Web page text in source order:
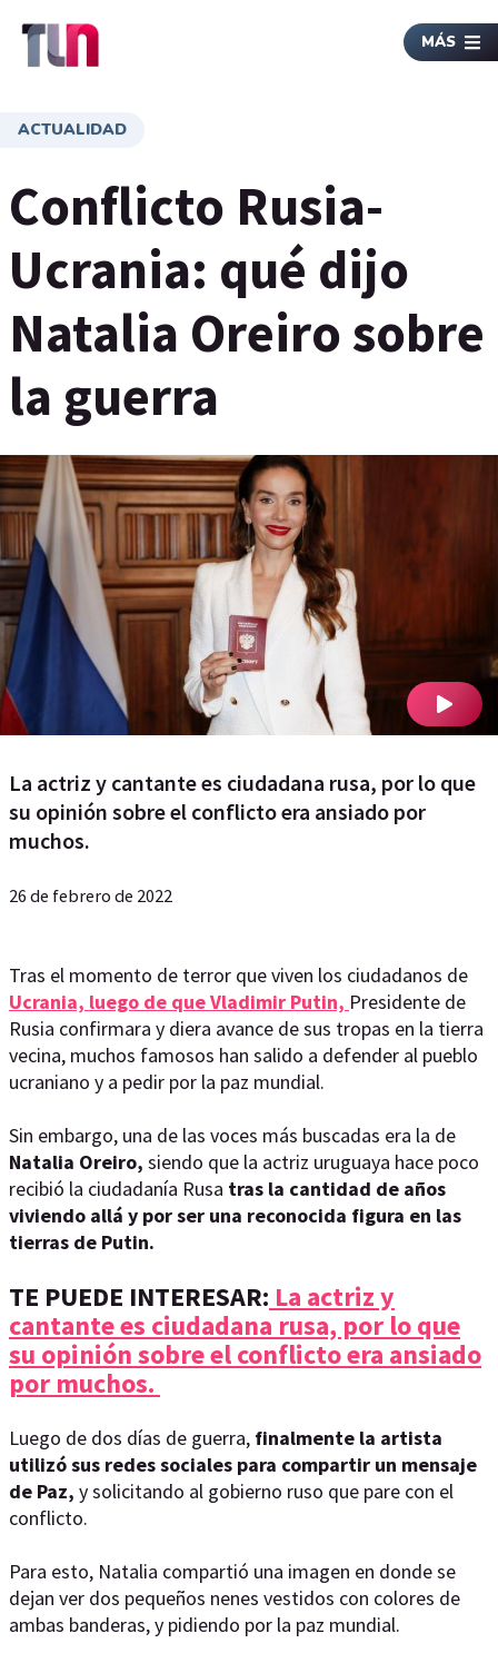
MÁS
ACTUALIDAD
Conflicto Rusia-
Ucrania: qué dijo
Natalia Oreiro sobre
la guerra
La actriz y cantante es ciudadana rusa, por lo que
su opinión sobre el conflicto era ansiado por
muchos.
26 de febrero de 2022
Tras el momento de terror que viven los ciudadanos de
Ucrania, luego de que Vladimir Putin, Presidente de
Rusia confirmara y diera avance de sus tropas en la tierra
vecina, muchos famosos han salido a defender al pueblo
ucraniano y a pedir por la paz mundial.
Sin embargo, una de las voces más buscadas era la de
Natalia Oreiro, siendo que la actriz uruguaya hace poco
recibió la ciudadanía Rusa tras la cantidad de años
viviendo allá y por ser una reconocida figura en las
tierras de Putin.
TE PUEDE INTERESAR: La actriz y
cantante es ciudadana rusa, por lo que
su opinión sobre el conflicto era ansiado
por muchos.
Luego de dos días de guerra, finalmente la artista
utilizó sus redes sociales para compartir un mensaje
de Paz, y solicitando al gobierno ruso que pare con el
conflicto.
Para esto, Natalia compartió una imagen en donde se
dejan ver dos pequeños nenes vestidos con colores de
ambas banderas, y pidiendo por la paz mundial.